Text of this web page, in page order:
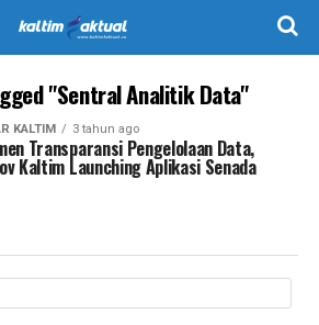
"Sentral Analitik Data"
KALTIM 3 tahun ago
Transparansi Pengelolaan Data,
Kaltim Launching Aplikasi Senada